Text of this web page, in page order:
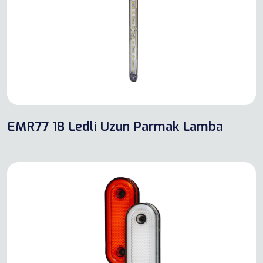
EMR77 18 Ledli Uzun Parmak Lamba